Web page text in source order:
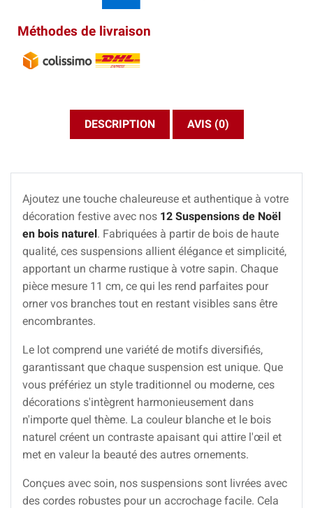
Méthodes de livraison
DESCRIPTION AVIS (0)
Ajoutez une touche chaleureuse et authentique à votre
décoration festive avec nos 12 Suspensions de Noël
en bois naturel. Fabriquées à partir de bois de haute
qualité, ces suspensions allient élégance et simplicité,
apportant un charme rustique à votre sapin. Chaque
pièce mesure 11 cm, ce qui les rend parfaites pour
orner vos branches tout en restant visibles sans être
encombrantes.
Le lot comprend une variété de motifs diversifiés,
garantissant que chaque suspension est unique. Que
vous préfériez un style traditionnel ou moderne, ces
décorations s'intègrent harmonieusement dans
n'importe quel thème. La couleur blanche et le bois
naturel créent un contraste apaisant qui attire l'œil et
met en valeur la beauté des autres ornements.
Conçues avec soin, nos suspensions sont livrées avec
des cordes robustes pour un accrochage facile. Cela